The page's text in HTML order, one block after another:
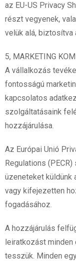
az EU-US Privacy
részt vegyenek,
velük alá,
5, MARKETING
A vállalkozás
fontosságú
kapcsolatos
szolgáltatásaink
hozzájárulása.
Az Európai Unió
Regulations
üzeneteket küldünk
vagy kifejezetten
fogadásához.
A hozzájárulás
leiratkozást minden
tesszük. Minden